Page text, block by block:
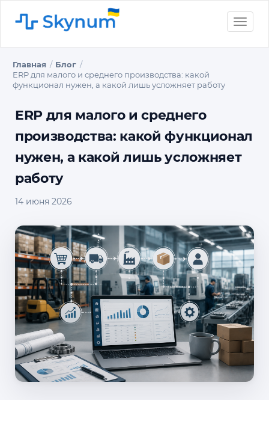
Toggle
Главная
Блог
ERP для малого и среднего производства: какой
функционал нужен, а какой лишь усложняет работу
ERP для малого и среднего
производства: какой функционал
нужен, а какой лишь усложняет
работу
14 июня 2026